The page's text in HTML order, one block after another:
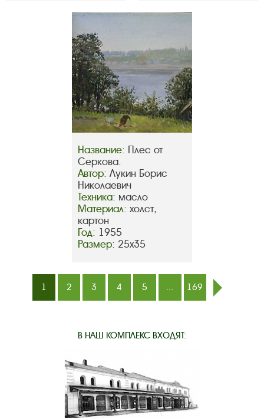
Название: Плес от
Серкова.
Автор: Лукин Борис
Николаевич
Техника: масло
Материал: холст,
картон
Год: 1955
Размер: 25х35
1 2 3 4 5 ...
169
В НАШ КОМПЛЕКС ВХОДЯТ: